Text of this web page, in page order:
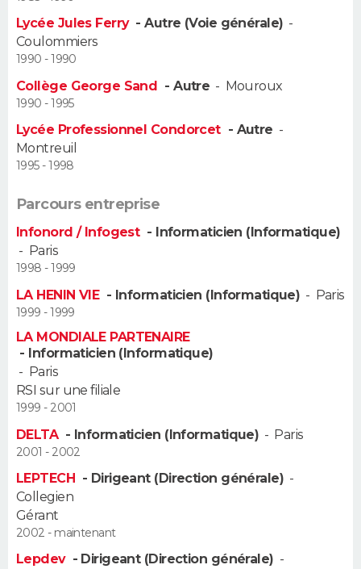
Alimentation
Guide de la santé
Maladies
Médicaments
Sommeil
VOYAGE
BONS PLANS
DICTIONNAIRE
Dictionnaire
Biographies
Citations
Expressions
Proverbes
PROGRAMME TV
COPAINS D'AVANT
S'inscrire
Se connecter
Lycées
Collèges
Primaires
Universités
Entreprises
Service militaire
Avis de recherche
AVIS DE DÉCÈS
FORUM
Bricolage
Lifestyle
Culture
Sport
Auto
Television
Voyage
Cinema
Lycée Jules Ferry - Autre (Voie générale) -
Coulommiers
1990 - 1990
Collège George Sand - Autre - Mouroux
1990 - 1995
Lycée Professionnel Condorcet - Autre -
Montreuil
1995 - 1998
Parcours entreprise
Infonord / Infogest - Informaticien (Informatique)
- Paris
1998 - 1999
LA HENIN VIE - Informaticien (Informatique) - Paris
1999 - 1999
LA MONDIALE PARTENAIRE
- Informaticien (Informatique)
- Paris
RSI sur une filiale
1999 - 2001
DELTA - Informaticien (Informatique) - Paris
2001 - 2002
LEPTECH - Dirigeant (Direction générale) -
Collegien
Gérant
2002 - maintenant
Lepdev - Dirigeant (Direction générale) -